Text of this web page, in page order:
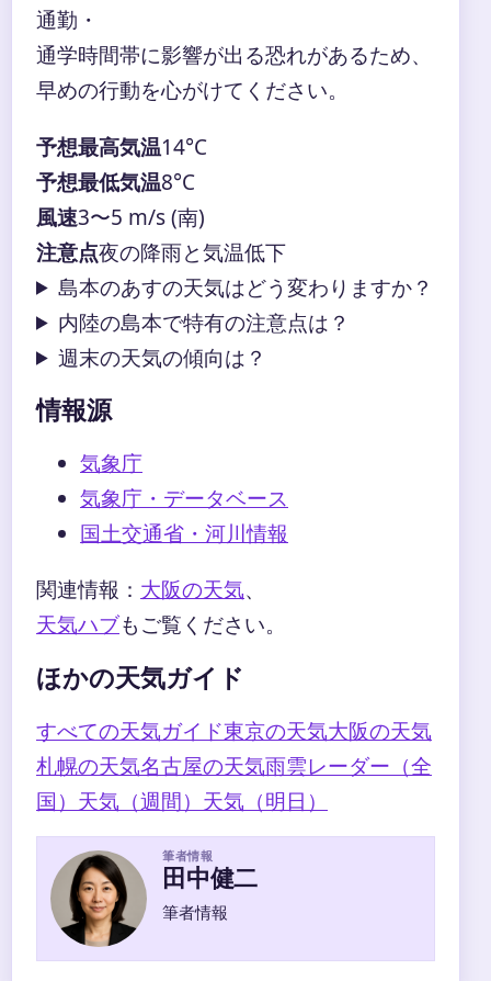
通勤・
通学時間帯に影響が出る恐れがあるため、
早めの行動を心がけてください。
予想最高気温14°C
予想最低気温8°C
風速3〜5 m/s (南)
注意点夜の降雨と気温低下
島本のあすの天気はどう変わりますか？
内陸の島本で特有の注意点は？
週末の天気の傾向は？
情報源
気象庁
気象庁・データベース
国土交通省・河川情報
関連情報： 大阪の天気、
天気ハブもご覧ください。
ほかの天気ガイド
すべての天気ガイド東京の天気大阪の天気
札幌の天気名古屋の天気雨雲レーダー（全
国） 天気（週間） 天気（明日）
筆者情報
田中健二
筆者情報